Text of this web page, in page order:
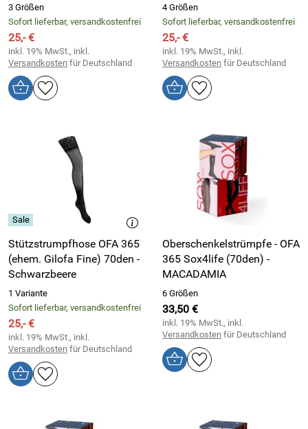
3 Größen
Sofort lieferbar, versandkostenfrei
25,- €
inkl. 19% MwSt., inkl.
Versandkosten für Deutschland
4 Größen
Sofort lieferbar, versandkostenfrei
25,- €
inkl. 19% MwSt., inkl.
Versandkosten für Deutschland
Stützstrumpfhose OFA 365
(ehem. Gilofa Fine) 70den -
Schwarzbeere
1 Variante
Sofort lieferbar, versandkostenfrei
25,- €
inkl. 19% MwSt., inkl.
Versandkosten für Deutschland
Oberschenkelstrümpfe - OFA
365 Sox4life (70den) -
MACADAMIA
6 Größen
33,50 €
inkl. 19% MwSt., inkl.
Versandkosten für Deutschland